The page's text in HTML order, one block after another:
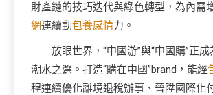
財產鏈的技巧迭代與綠色轉型，為內需
網連續動包養感情力。
放眼世界，“中國游”與“中國購”正
潮水之選。打造“購在中國”brand，能經
程連續優化離境退稅辦事、晉陞國際化